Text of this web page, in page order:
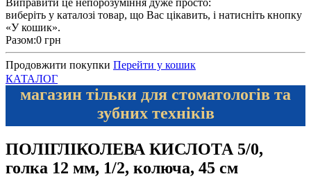
Виправити це непорозуміння дуже просто:
виберіть у каталозі товар, що Вас цікавить, і натисніть кнопку
«У кошик».
Разом:0 грн
Продовжити покупки Перейти у кошик
КАТАЛОГ
магазин тільки для стоматологів та
зубних техніків
ПОЛІГЛІКОЛЕВА КИСЛОТА 5/0,
голка 12 мм, 1/2, колюча, 45 см